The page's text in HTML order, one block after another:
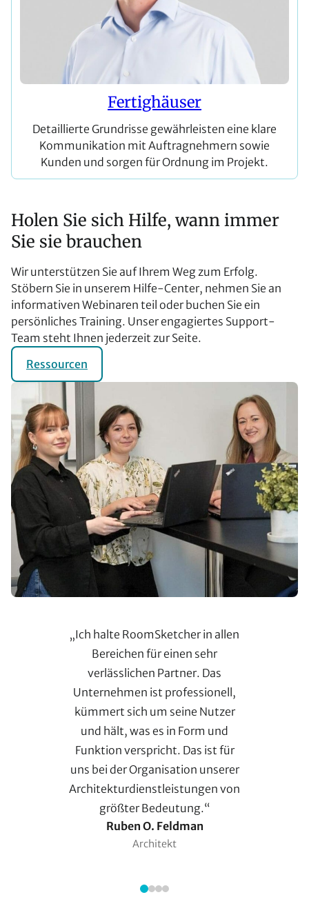
Fertighäuser
Detaillierte Grundrisse gewährleisten eine klare
Kommunikation mit Auftragnehmern sowie
Kunden und sorgen für Ordnung im Projekt.
Holen Sie sich Hilfe, wann immer
Sie sie brauchen
Wir unterstützen Sie auf Ihrem Weg zum Erfolg.
Stöbern Sie in unserem Hilfe-Center, nehmen Sie an
informativen Webinaren teil oder buchen Sie ein
persönliches Training. Unser engagiertes Support-
Team steht Ihnen jederzeit zur Seite.
Ressourcen
„Ich halte RoomSketcher in allen
Bereichen für einen sehr
verlässlichen Partner. Das
Unternehmen ist professionell,
kümmert sich um seine Nutzer
und hält, was es in Form und
Funktion verspricht. Das ist für
uns bei der Organisation unserer
Architekturdienstleistungen von
größter Bedeutung.“
Ruben O. Feldman
Architekt